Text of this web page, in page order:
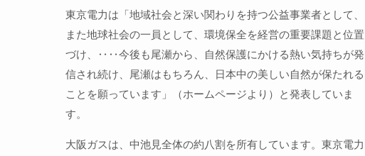
東京電力は「地域社会と深い関わりを持つ公益事業者として、
また地球社会の一員として、環境保全を経営の重要課題と位置
づけ、‥‥今後も尾瀬から、自然保護にかける熱い気持ちが発
信され続け、尾瀬はもちろん、日本中の美しい自然が保たれる
ことを願っています」（ホームページより）と発表していま
す。
大阪ガスは、中池見全体の約八割を所有しています。東京電力